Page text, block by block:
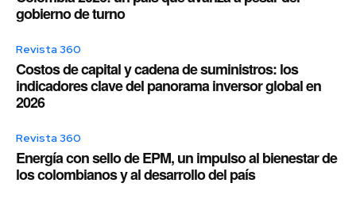
gobierno de turno
Revista 360
Costos de capital y cadena de suministros: los
indicadores clave del panorama inversor global en
2026
Revista 360
Energía con sello de EPM, un impulso al bienestar de
los colombianos y al desarrollo del país